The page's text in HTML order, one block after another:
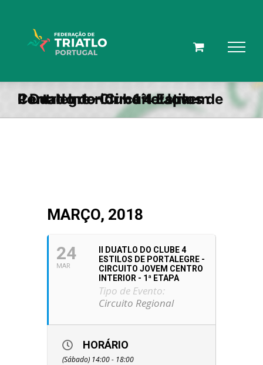
II Duatlo do Clube 4 Estilos de Portalegre – Circuito Jovem Centro Interior – 1ª etapa
MARÇO, 2018
24
MAR
II DUATLO DO CLUBE 4
ESTILOS DE PORTALEGRE -
CIRCUITO JOVEM CENTRO
INTERIOR - 1ª ETAPA
Tipo de Evento:
Circuito Regional
HORÁRIO
(Sábado) 14:00 - 18:00